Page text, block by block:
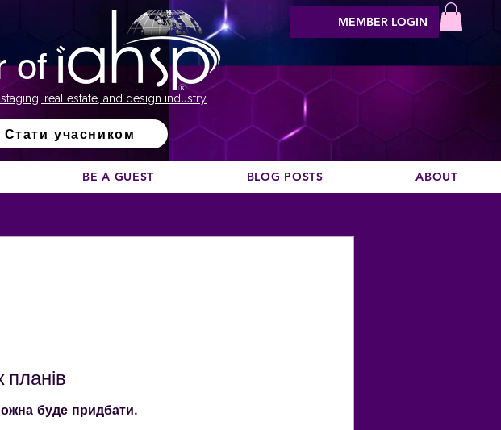
of
real estate, and design industry
Стати учасником
MEMBER LOGIN
BE A GUEST BLOG POSTS ABOUT
буде придбати.